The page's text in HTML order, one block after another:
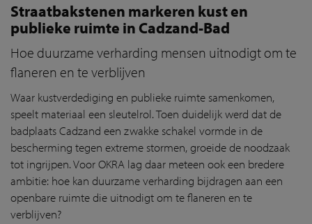
Straatbakstenen markeren kust en
publieke ruimte in Cadzand-Bad
Hoe duurzame verharding mensen uitnodigt om te
flaneren en te verblijven
Waar kustverdediging en publieke ruimte samenkomen,
speelt materiaal een sleutelrol. Toen duidelijk werd dat de
badplaats Cadzand een zwakke schakel vormde in de
bescherming tegen extreme stormen, groeide de noodzaak
tot ingrijpen. Voor OKRA lag daar meteen ook een bredere
ambitie: hoe kan duurzame verharding bijdragen aan een
openbare ruimte die uitnodigt om te flaneren en te
verblijven?